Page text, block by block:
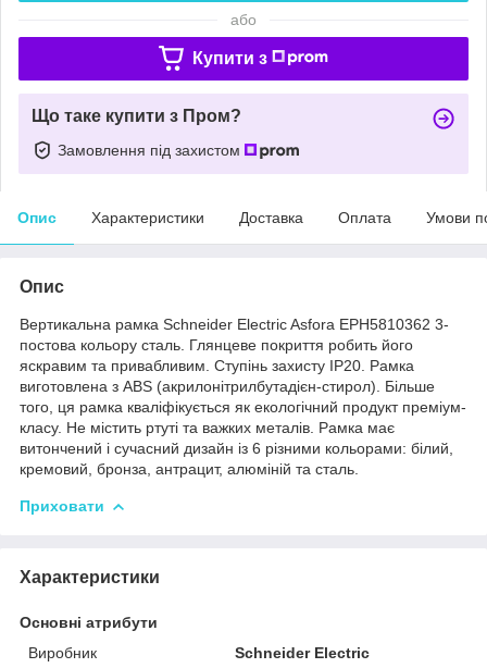
або
Купити з
Що таке купити з Пром?
Замовлення під захистом
Опис Характеристики Доставка Оплата Умови
Опис
Вертикальна рамка Schneider Electric Asfora EPH5810362 3-
постова кольору сталь. Глянцеве покриття робить його
яскравим та привабливим. Ступінь захисту IP20. Рамка
виготовлена ​​з ABS (акрилонітрилбутадієн-стирол). Більше
того, ця рамка кваліфікується як екологічний продукт преміум-
класу. Не містить ртуті та важких металів. Рамка має
витончений і сучасний дизайн із 6 різними кольорами: білий,
кремовий, бронза, антрацит, алюміній та сталь.
Приховати
Характеристики
Основні атрибути
Виробник
Schneider Electric